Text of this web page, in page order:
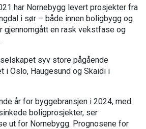
har Nornebygg levert prosjekter fra
i sør – både innen boligbygg og
gjennomgått en rask vekstfase og
syv store pågående
i Oslo, Haugesund og Skaidi i
år for byggebransjen i 2024, med
boligprosjekter, ser
ut for Nornebygg. Prognosene for